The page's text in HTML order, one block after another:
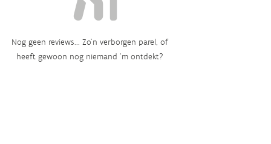
Nog geen reviews... Zo’n verborgen parel, of
heeft gewoon nog niemand ‘m ontdekt?